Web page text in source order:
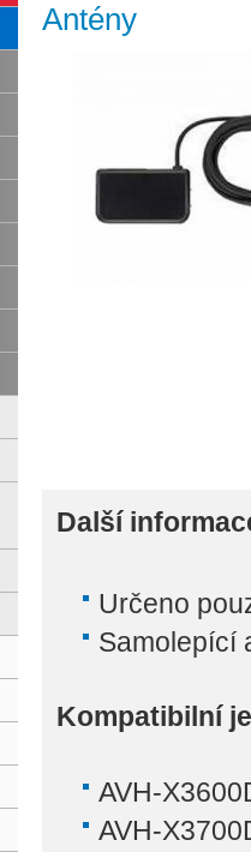
Antény
Další
Určeno
Samolepící
Kompatibilní
AVH-
AVH-